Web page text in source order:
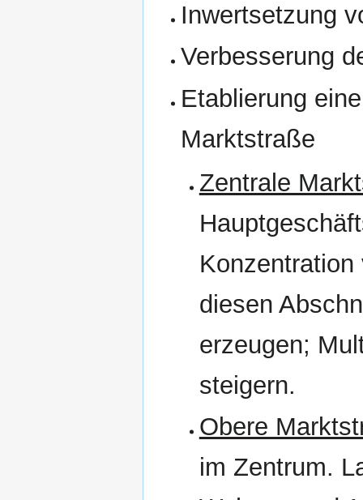
Inwertsetzung
Verbesserung
Etablierung
Marktstraße
Zentrale
diesen
erzeugen;
steigern.
Obere
im Zentrum.